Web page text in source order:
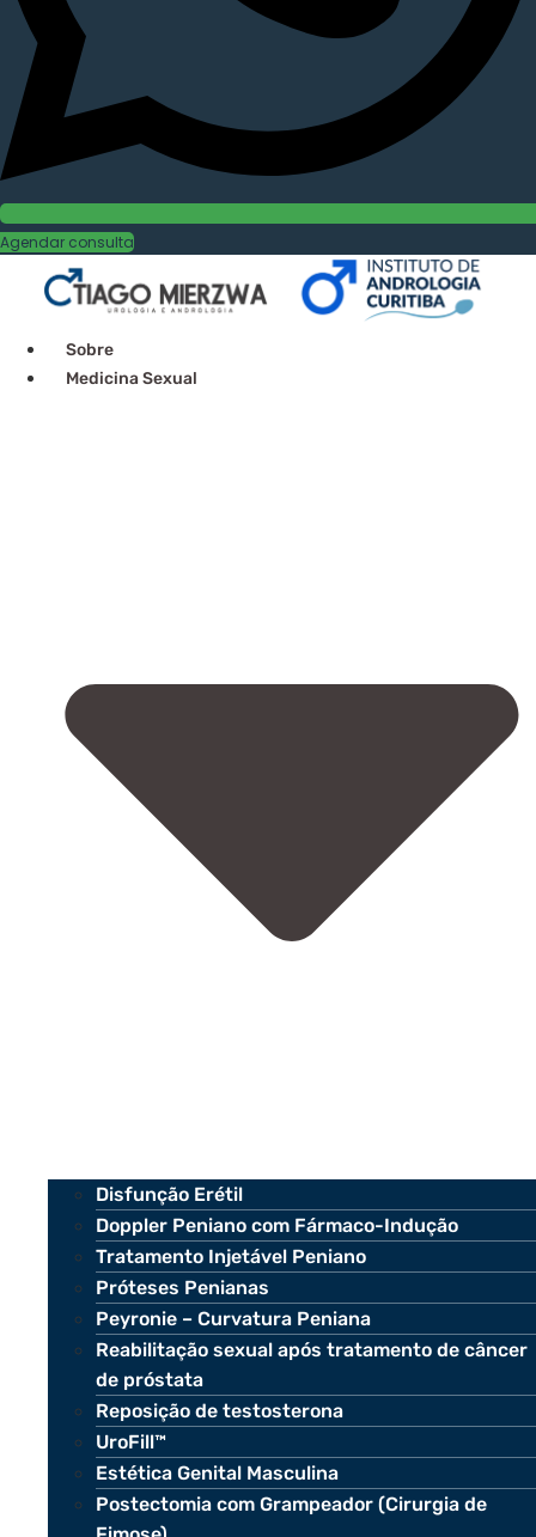
Agendar consulta
Sobre
Medicina Sexual
Disfunção Erétil
Doppler Peniano com Fármaco-Indução
Tratamento Injetável Peniano
Próteses Penianas
Peyronie – Curvatura Peniana
Reabilitação sexual após tratamento de câncer
de próstata
Reposição de testosterona
UroFill™
Estética Genital Masculina
Postectomia com Grampeador (Cirurgia de